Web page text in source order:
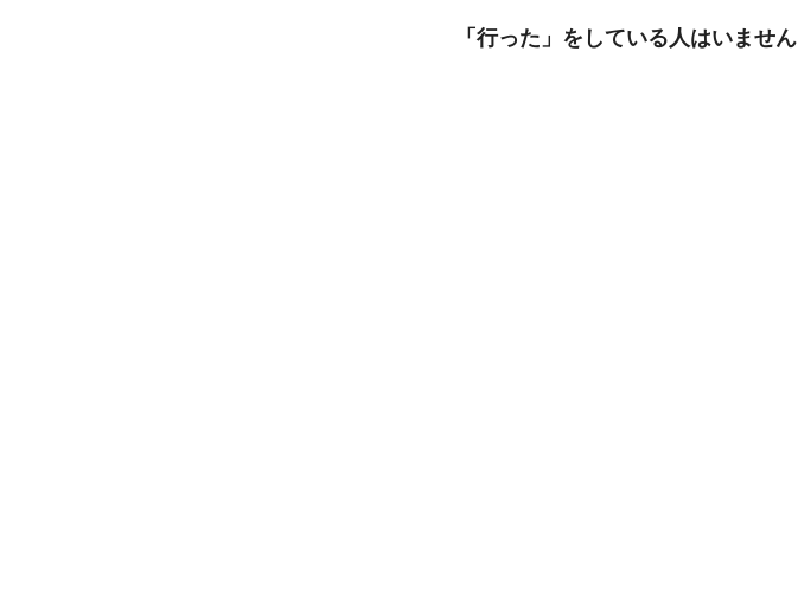
「行った」をしている人はいません